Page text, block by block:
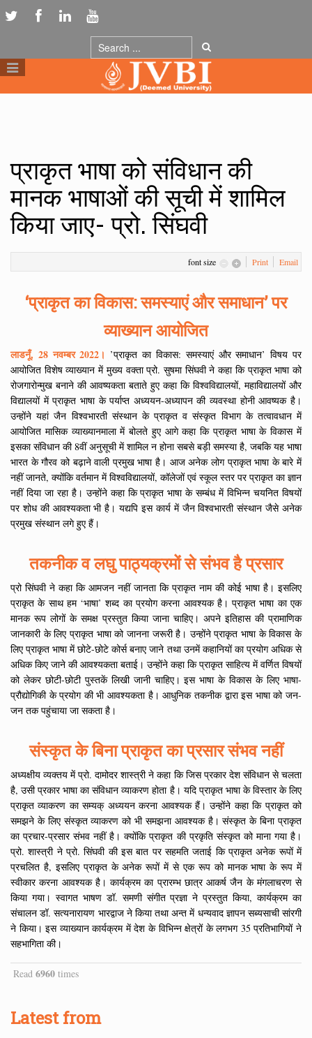
प्राकृत भाषा को संविधान की
मानक भाषाओं की सूची में शामिल
किया जाए- प्रो. सिंघवी
font size Print Email
‘प्राकृत का विकास: समस्याएं और समाधान’ पर
व्याख्यान आयोजित
लाडनूँ, 28 नवम्बर 2022। ’प्राकृत का विकास: समस्याएं और समाधान’ विषय पर
आयोजित विशेष व्याख्यान में मुख्य वक्ता प्रो. सुषमा सिंघवी ने कहा कि प्राकृत भाषा को
रोजगारोन्मुख बनाने की आवष्यकता बताते हुए कहा कि विश्वविद्यालयों, महाविद्यालयों और
विद्यालयों में प्राकृत भाषा के पर्याप्त अध्ययन-अध्यापन की व्यवस्था होनी आवष्यक है।
उन्होंने यहां जैन विश्वभारती संस्थान के प्राकृत व संस्कृत विभाग के तत्वावधान में
आयोजित मासिक व्याख्यानमाला में बोलते हुए आगे कहा कि प्राकृत भाषा के विकास में
इसका संविधान की 8वीं अनुसूची में शामिल न होना सबसे बड़ी समस्या है, जबकि यह भाषा
भारत के गौरव को बढ़ाने वाली प्रमुख भाषा है। आज अनेक लोग प्राकृत भाषा के बारे में
नहीं जानते, क्योंकि वर्तमान में विश्वविद्यालयों, कॉलेजों एवं स्कूल स्तर पर प्राकृत का ज्ञान
नहीं दिया जा रहा है। उन्होंने कहा कि प्राकृत भाषा के सम्बंध में विभिन्न चयनित विषयों
पर शोध की आवश्यकता भी है। यद्यपि इस कार्य में जैन विश्वभारती संस्थान जैसे अनेक
प्रमुख संस्थान लगे हुए हैं।
तकनीक व लघु पाठ्यक्रमों से संभव है प्रसार
प्रो सिंघवी ने कहा कि आमजन नहीं जानता कि प्राकृत नाम की कोई भाषा है। इसलिए
प्राकृत के साथ हम ‘भाषा’ शब्द का प्रयोग करना आवश्यक है। प्राकृत भाषा का एक
मानक रूप लोगों के समक्ष प्रस्तुत किया जाना चाहिए। अपने इतिहास की प्रामाणिक
जानकारी के लिए प्राकृत भाषा को जानना जरूरी है। उन्होंने प्राकृत भाषा के विकास के
लिए प्राकृत भाषा में छोटे-छोटे कोर्स बनाए जाने तथा उनमें कहानियों का प्रयोग अधिक से
अधिक किए जाने की आवश्यकता बताई। उन्होंने कहा कि प्राकृत साहित्य में वर्णित विषयों
को लेकर छोटी-छोटी पुस्तकें लिखी जानी चाहिए। इस भाषा के विकास के लिए भाषा-
प्रौद्योगिकी के प्रयोग की भी आवश्यकता है। आधुनिक तकनीक द्वारा इस भाषा को जन-
जन तक पहुंचाया जा सकता है।
संस्कृत के बिना प्राकृत का प्रसार संभव नहीं
अध्यक्षीय व्यक्तय में प्रो. दामोदर शास्त्री ने कहा कि जिस प्रकार देश संविधान से चलता
है, उसी प्रकार भाषा का संविधान व्याकरण होता है। यदि प्राकृत भाषा के विस्तार के लिए
प्राकृत व्याकरण का सम्यक् अध्ययन करना आवश्यक हैं। उन्होंने कहा कि प्राकृत को
समझने के लिए संस्कृत व्याकरण को भी समझना आवश्यक है। संस्कृत के बिना प्राकृत
का प्रचार-प्रसार संभव नहीं है। क्योंकि प्राकृत की प्रकृति संस्कृत को माना गया है।
प्रो. शास्त्री ने प्रो. सिंघवी की इस बात पर सहमति जताई कि प्राकृत अनेक रूपों में
प्रचलित है, इसलिए प्राकृत के अनेक रूपों में से एक रूप को मानक भाषा के रूप में
स्वीकार करना आवश्यक है। कार्यक्रम का प्रारम्भ छात्र आकर्ष जैन के मंगलाचरण से
किया गया। स्वागत भाषण डॉ. समणी संगीत प्रज्ञा ने प्रस्तुत किया, कार्यक्रम का
संचालन डॉ. सत्यनारायण भारद्वाज ने किया तथा अन्त में धन्यवाद ज्ञापन सब्यसाची सांरगी
ने किया। इस व्याख्यान कार्यक्रम में देश के विभिन्न क्षेत्रों के लगभग 35 प्रतिभागियों ने
सहभागिता की।
Read 6960 times
Latest from